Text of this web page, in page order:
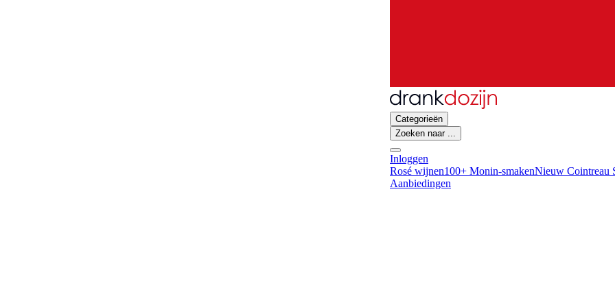
Categorieën
Zoeken naar ...
Inloggen
Rosé wijnen100+ Monin-smakenNieuw Cointreau
Aanbiedingen